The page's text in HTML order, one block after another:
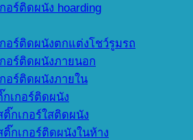
อร์ติดผนัง hoarding
อร์ติดผนังตกแต่งโชว์รูมรถ
อร์ติดผนังภายนอก
อร์ติดผนังภายใน
เกอร์ติดผนัง
กเกอร์ใสติดผนัง
กเกอร์ติดผนังในห้าง